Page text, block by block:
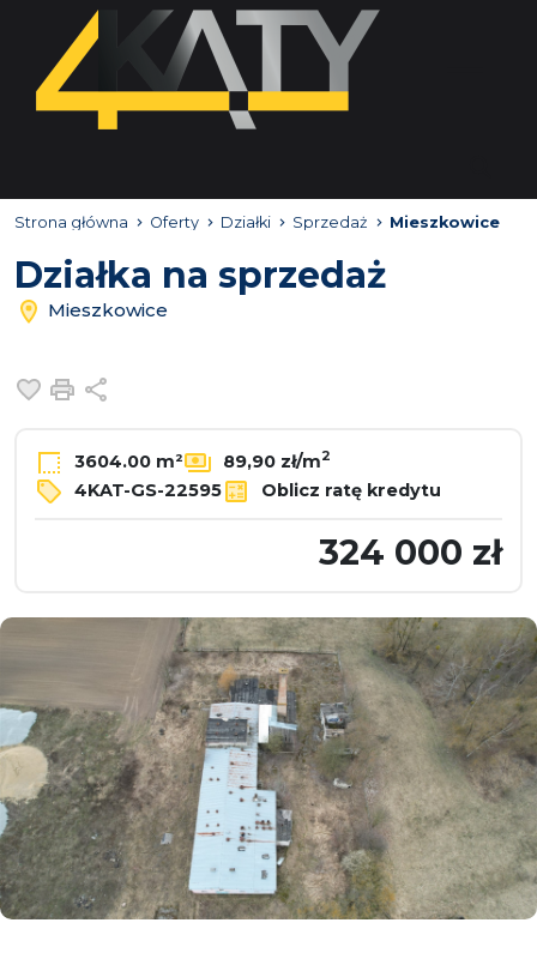
Strona główna Oferty Działki Sprzedaż Mieszkowice
Działka na sprzedaż
Mieszkowice
Dodaj do ulubionych
Drukuj
3604.00 m² 89,90 zł/m2
4KAT-GS-22595 Oblicz ratę kredytu
324 000 zł